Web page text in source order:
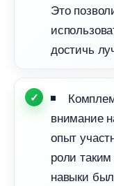
Это
достичь
нимание
опыт
роли
навыки